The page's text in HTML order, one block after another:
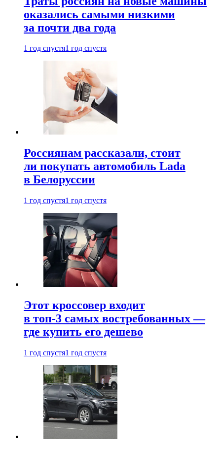
оказались самыми низкими
за почти два года
1 год спустя1 год спустя
Россиянам рассказали, стоит
ли покупать автомобиль Lada
в Белоруссии
1 год спустя1 год спустя
Этот кроссовер входит
в топ-3 самых востребованных —
где купить его дешево
1 год спустя1 год спустя